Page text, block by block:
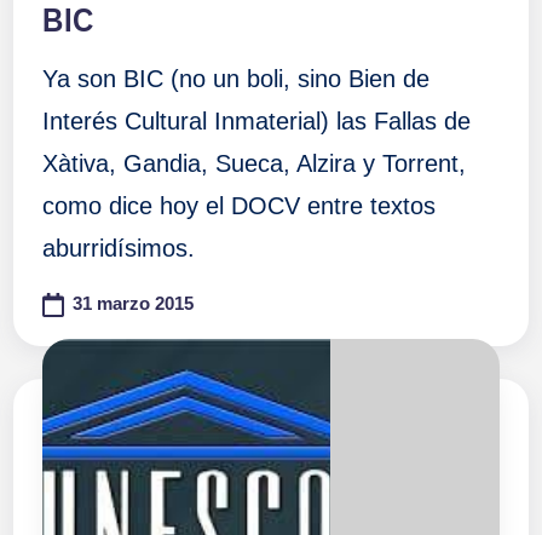
BIC
Ya son BIC (no un boli, sino Bien de
Interés Cultural Inmaterial) las Fallas de
Xàtiva, Gandia, Sueca, Alzira y Torrent,
como dice hoy el DOCV entre textos
aburridísimos.
31 marzo 2015